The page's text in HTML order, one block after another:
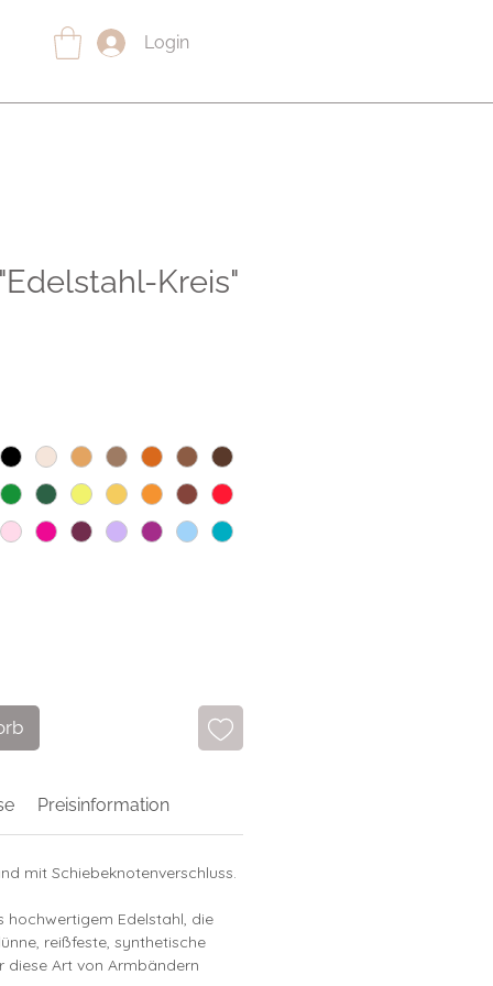
Login
Kreis"
Preisinformation
mit Schiebeknotenverschluss.
hochwertigem Edelstahl, die
reißfeste, synthetische
diese Art von Armbändern